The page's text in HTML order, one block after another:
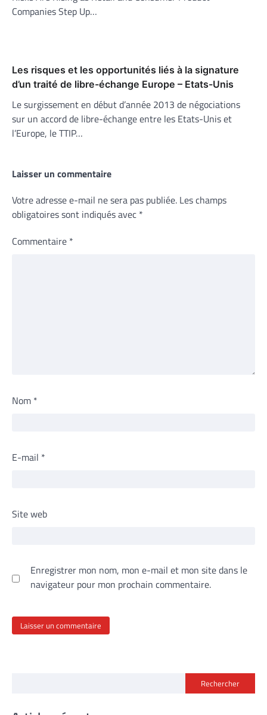
Companies Step Up…
Les risques et les opportunités liés à la signature
d’un traité de libre-échange Europe – Etats-Unis
Le surgissement en début d’année 2013 de négociations
sur un accord de libre-échange entre les Etats-Unis et
l’Europe, le TTIP…
Laisser un commentaire
Votre adresse e-mail ne sera pas publiée. Les champs
obligatoires sont indiqués avec *
Commentaire *
Nom *
E-mail *
Site web
Enregistrer mon nom, mon e-mail et mon site dans le
navigateur pour mon prochain commentaire.
Rechercher